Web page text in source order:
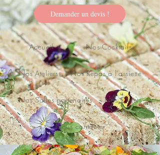
Demander un devis !
Accueil Nos Cocktails
Nos Ateliers Nos Repas à l'assiette
Nos Salles partenaires Nos Clients
Nous contacter